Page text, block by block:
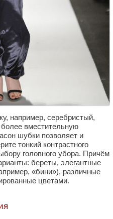
например, серебристый,
вместительную
шубки позволяет и
тонкий контрастного
головного убора. Причём
береты, элегантные
«бини»), различные
цветами.